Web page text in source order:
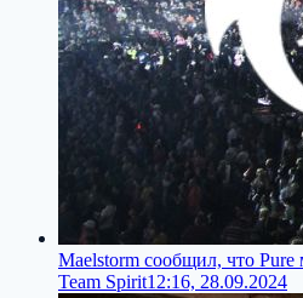
Maelstorm сообщил, что Pure
Team Spirit12:16, 28.09.2024